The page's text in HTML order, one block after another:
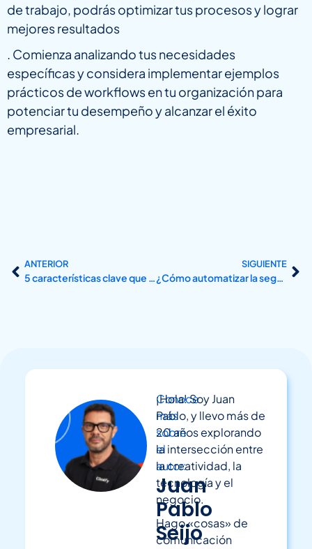
de trabajo, podrás optimizar tus procesos y lograr
mejores resultados
. Comienza analizando tus necesidades
específicas y considera implementar ejemplos
prácticos de workflows en tu organización para
potenciar tu desempeño y alcanzar el éxito
empresarial.
ANTERIOR
5 características clave que debes buscar en un CRM
SIGUIENTE
¿Cómo automatizar la segmentación de clientes con un CRM?
Conoce
más
sobre
el
autor:
Juan
Pablo
Seijo
¡Hola! Soy Juan
Pablo, y llevo más de
20 años explorando
la intersección entre
la creatividad, la
tecnología y el
negocio.
Hago «cosas» de
comunicación